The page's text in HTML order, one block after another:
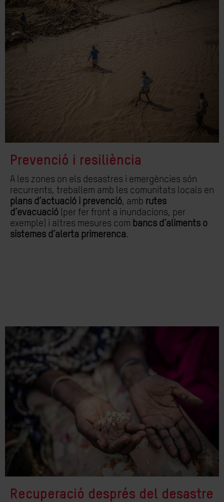
Prevenció i resiliència
A les zones on els desastres i emergències són
recurrents, treballem amb les comunitats locals en
plans d’actuació i prevenció, amb rutes
d’evacuació (per fer front a inundacions, per
exemple) i altres mesures com bancs d’aliments o
sistemes d’alerta primerenca.
Recuperació després del desastre